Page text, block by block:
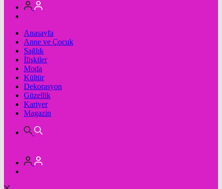
Anasayfa
Anne ve Çocuk
Sağlık
İlişkiler
Moda
Kültür
Dekorasyon
Güzellik
Kariyer
Magazin